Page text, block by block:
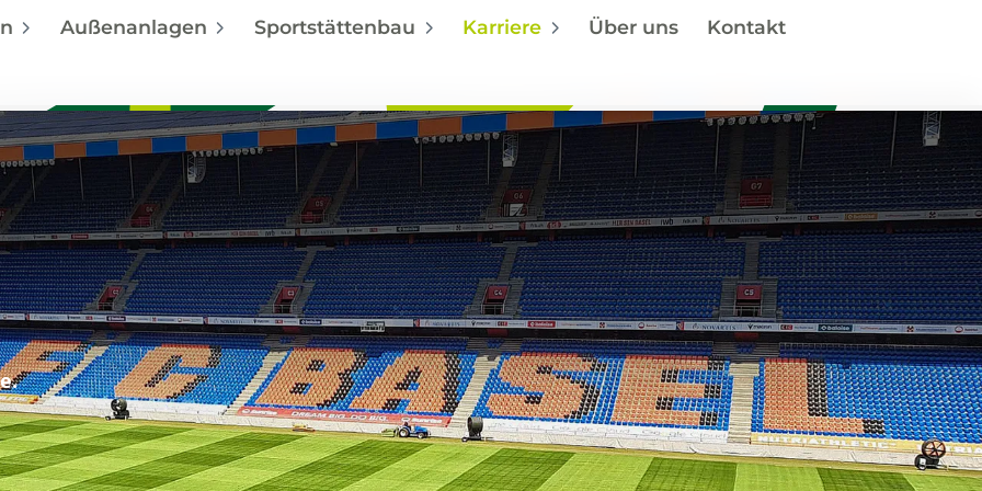
Außenanlagen Sportstättenbau Karriere Über uns Kontakt